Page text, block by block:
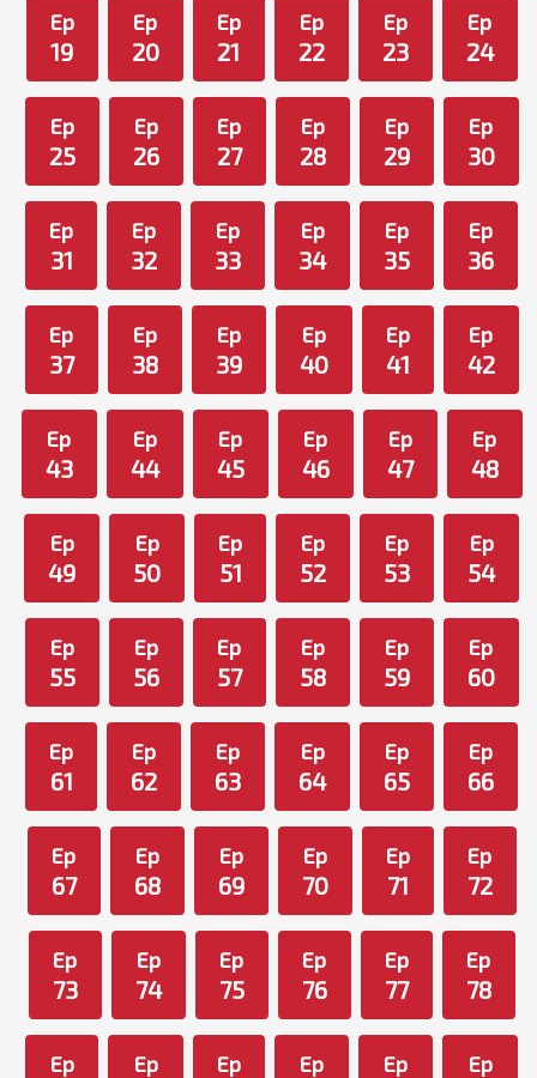
Ep
19
Ep
20
Ep
21
Ep
22
Ep
23
Ep
24
Ep
25
Ep
26
Ep
27
Ep
28
Ep
29
Ep
30
Ep
31
Ep
32
Ep
33
Ep
34
Ep
35
Ep
36
Ep
37
Ep
38
Ep
39
Ep
40
Ep
41
Ep
42
Ep
43
Ep
44
Ep
45
Ep
46
Ep
47
Ep
48
Ep
49
Ep
50
Ep
51
Ep
52
Ep
53
Ep
54
Ep
55
Ep
56
Ep
57
Ep
58
Ep
59
Ep
60
Ep
61
Ep
62
Ep
63
Ep
64
Ep
65
Ep
66
Ep
67
Ep
68
Ep
69
Ep
70
Ep
71
Ep
72
Ep
73
Ep
74
Ep
75
Ep
76
Ep
77
Ep
78
Ep Ep Ep Ep Ep Ep